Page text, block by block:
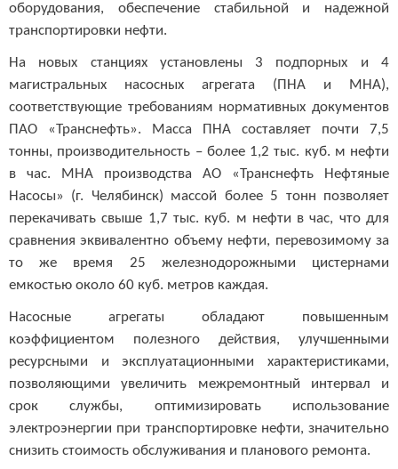
оборудования, обеспечение стабильной и надежной
транспортировки нефти.
На новых станциях установлены 3 подпорных и 4
магистральных насосных агрегата (ПНА и МНА),
соответствующие требованиям нормативных документов
ПАО «Транснефть». Масса ПНА составляет почти 7,5
тонны, производительность – более 1,2 тыс. куб. м нефти
в час. МНА производства АО «Транснефть Нефтяные
Насосы» (г. Челябинск) массой более 5 тонн позволяет
перекачивать свыше 1,7 тыс. куб. м нефти в час, что для
сравнения эквивалентно объему нефти, перевозимому за
то же время 25 железнодорожными цистернами
емкостью около 60 куб. метров каждая.
Насосные агрегаты обладают повышенным
коэффициентом полезного действия, улучшенными
ресурсными и эксплуатационными характеристиками,
позволяющими увеличить межремонтный интервал и
срок службы, оптимизировать использование
электроэнергии при транспортировке нефти, значительно
снизить стоимость обслуживания и планового ремонта.